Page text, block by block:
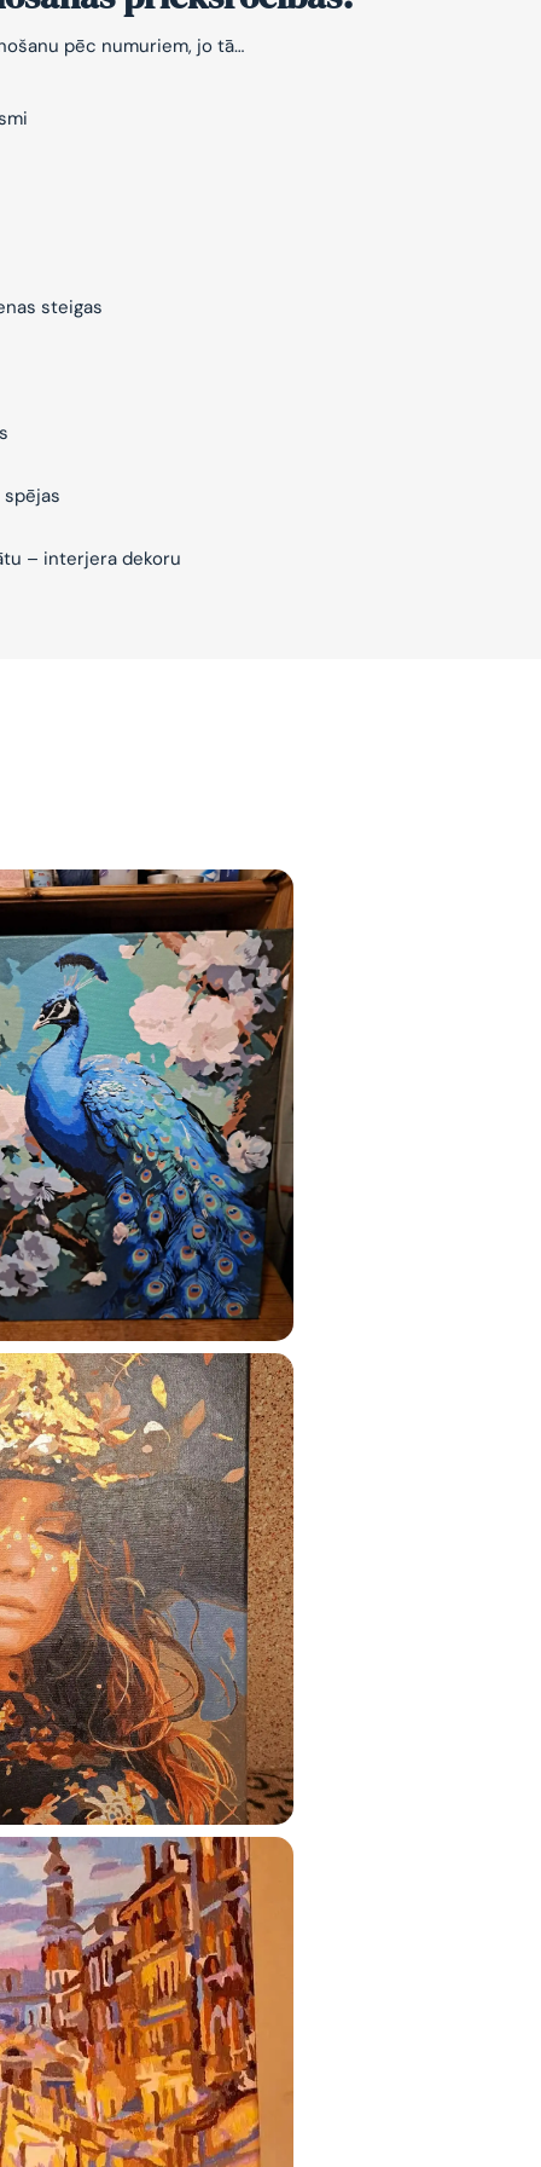
pēc numuriem, jo tā…
steigas
– interjera dekoru
un
😌
tai